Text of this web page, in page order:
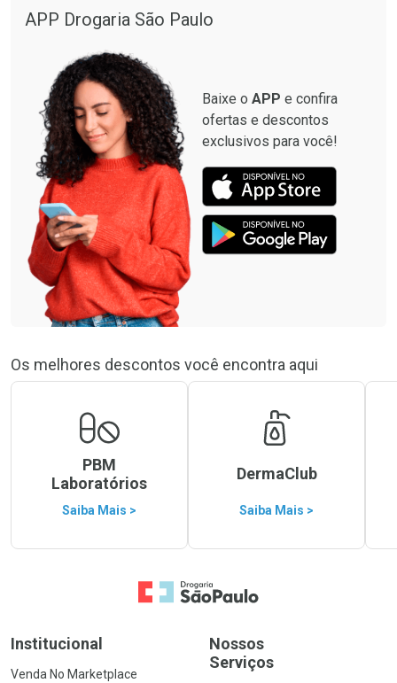
APP Drogaria São Paulo
Baixe o APP e confira
ofertas e descontos
exclusivos para você!
Os melhores descontos você encontra aqui
PBM
Laboratórios
Saiba Mais >
DermaClub
Saiba Mais >
Ir para a Home
Institucional
Venda No Marketplace
Nossos
Serviços